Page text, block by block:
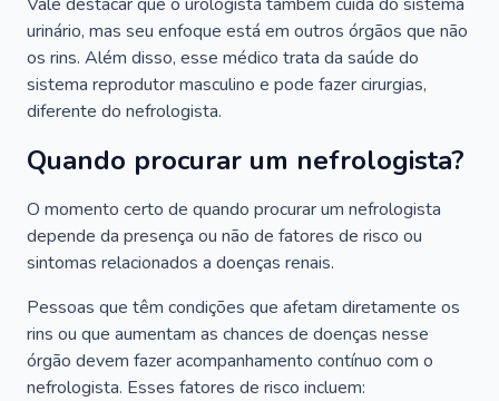
urinário, mas seu enfoque está em outros órgãos que não
os rins. Além disso, esse médico trata da saúde do
sistema reprodutor masculino e pode fazer cirurgias,
diferente do nefrologista.
Quando procurar um nefrologista?
O momento certo de quando procurar um nefrologista
depende da presença ou não de fatores de risco ou
sintomas relacionados a doenças renais.
Pessoas que têm condições que afetam diretamente os
rins ou que aumentam as chances de doenças nesse
órgão devem fazer acompanhamento contínuo com o
nefrologista. Esses fatores de risco incluem: